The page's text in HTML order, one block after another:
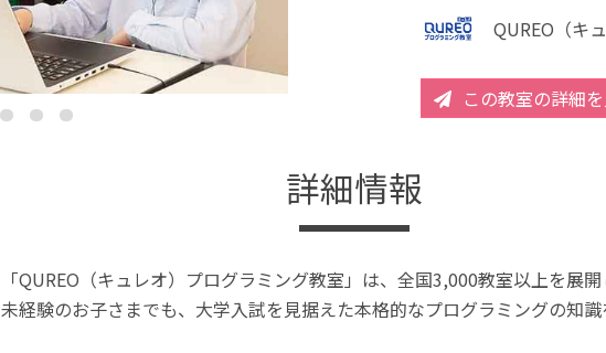
QUREO（キ
この教室の詳細
詳細情報
「QUREO（キュレオ）プログラミング教室」は、全国3,000教室以上を展
未経験のお子さまでも、大学入試を見据えた本格的なプログラミングの知